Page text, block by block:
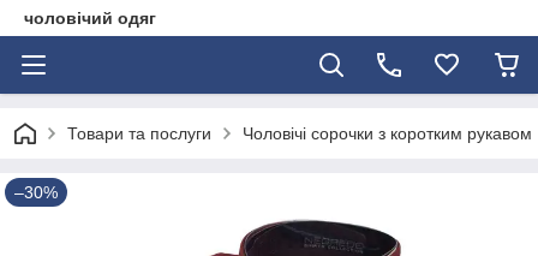
чоловічий одяг
Товари та послуги Чоловічі сорочки з коротким рукавом
–30%